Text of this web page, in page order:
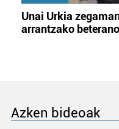
Unai Urkia
arrantzako
Azken bideoak